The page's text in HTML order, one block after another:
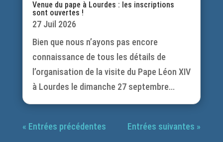
Venue du pape à Lourdes : les inscriptions
sont ouvertes !
27 Juil 2026
Bien que nous n’ayons pas encore
connaissance de tous les détails de
l’organisation de la visite du Pape Léon XIV
à Lourdes le dimanche 27 septembre...
« Entrées précédentes Entrées suivantes »